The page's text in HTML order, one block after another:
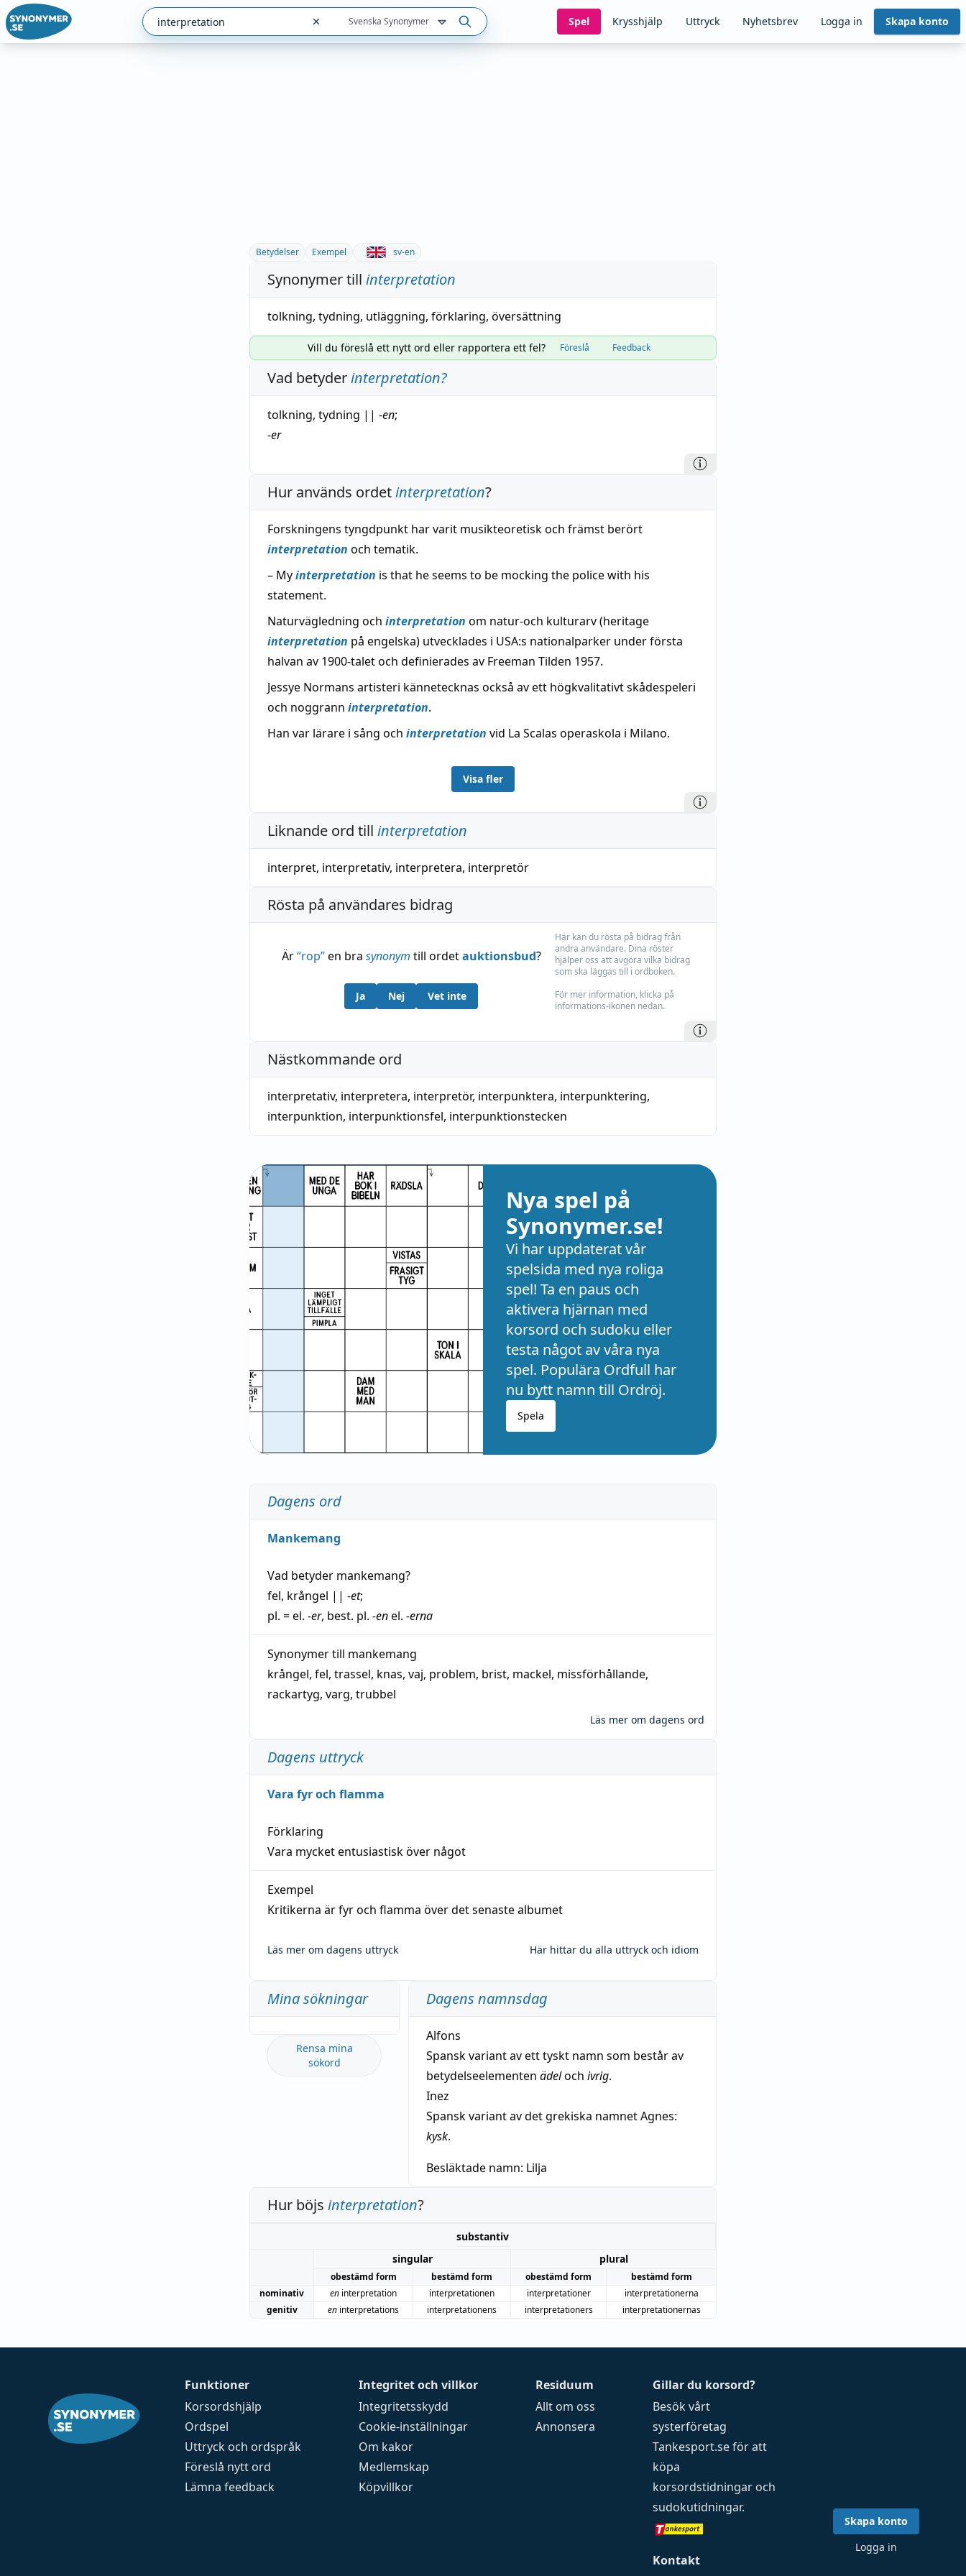
Svenska Synonymer Spel Krysshjälp Uttryck Nyhetsbrev Logga in Skapa konto
Betydelser Exempel sv-en
Synonymer till interpretation
tolkning, tydning, utläggning, förklaring, översättning
Vill du föreslå ett nytt ord eller rapportera ett fel? Föreslå Feedback
Vad betyderinterpretation?
tolkning, tydning || -en;
-er
Hur används ordetinterpretation?
Forskningens tyngdpunkt har varit musikteoretisk och främst berört
interpretation och tematik.
– Myinterpretation is that he seems to be mocking the police with his
statement.
Naturvägledning och interpretation om natur-och kulturarv (heritage
interpretation på engelska) utvecklades i USA:s nationalparker under första
halvan av 1900-talet och definierades av Freeman Tilden 1957.
Jessye Normans artisteri kännetecknas också av ett högkvalitativt skådespeleri
och noggrann interpretation.
Han var lärare i sång och interpretation vid La Scalas operaskola i Milano.
Visa fler
Liknande ord till interpretation
interpret, interpretativ, interpretera, interpretör
Rösta på användares bidrag
Är“rop”en bra synonym till ordetauktionsbud?
Ja Nej Vet inte
Här kan du rösta på bidrag från
andra användare. Dina röster
hjälper oss att avgöra vilka bidrag
som ska läggas till i ordboken.
För mer information, klicka på
informations-ikonen nedan.
Nästkommande ord
interpretativ, interpretera, interpretör, interpunktera, interpunktering,
interpunktion, interpunktionsfel, interpunktionstecken
Nya spel på
Synonymer.se!
Vi har uppdaterat vår
spelsida med nya roliga
spel! Ta en paus och
aktivera hjärnan med
korsord och sudoku eller
testa något av våra nya
spel. Populära Ordfull har
nu bytt namn till Ordröj.
Spela
Dagens ord
Mankemang
Vad betyder mankemang?
fel, krångel || -et;
pl. = el. -er, best. pl. -enel. -erna
Synonymer till mankemang
krångel, fel, trassel, knas, vaj, problem, brist, mackel, missförhållande,
rackartyg, varg, trubbel
Läs mer om dagens ord
Dagens uttryck
Vara fyr och flamma
Förklaring
Vara mycket entusiastisk över något
Exempel
Kritikerna är fyr och flamma över det senaste albumet
Läs mer om dagens uttryck Här hittar du alla uttryck och idiom
Mina sökningar
Rensa mina
sökord
Dagens namnsdag
Alfons
Spansk variant av ett tyskt namn som består av
betydelseelementen ädeloch ivrig.
Inez
Spansk variant av det grekiska namnet Agnes:
kysk.
Besläktade namn: Lilja
Hur böjs interpretation?
substantiv
singular
plural
obestämd form bestämd form obestämd form
bestämd form
nominativ
en interpretation interpretationen interpretationer
interpretationerna
genitiv
en interpretations interpretationens interpretationers interpretationernas
Funktioner
Korsordshjälp
Ordspel
Uttryck och ordspråk
Föreslå nytt ord
Lämna feedback
Integritet och villkor
Integritetsskydd
Cookie-inställningar
Om kakor
Medlemskap
Köpvillkor
Residuum
Allt om oss
Annonsera
Gillar du korsord?
Besök vårt
systerföretag
Tankesport.seför att
köpa
korsordstidningar och
sudokutidningar.
Kontakt
Skapa konto
Logga in